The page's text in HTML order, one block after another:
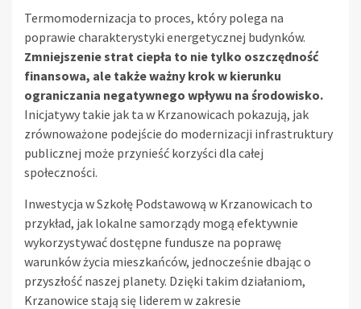
Termomodernizacja to proces, który polega na
poprawie charakterystyki energetycznej budynków.
Zmniejszenie strat ciepła to nie tylko oszczędność
finansowa, ale także ważny krok w kierunku
ograniczania negatywnego wpływu na środowisko.
Inicjatywy takie jak ta w Krzanowicach pokazują, jak
zrównoważone podejście do modernizacji infrastruktury
publicznej może przynieść korzyści dla całej
społeczności.
Inwestycja w Szkołę Podstawową w Krzanowicach to
przykład, jak lokalne samorządy mogą efektywnie
wykorzystywać dostępne fundusze na poprawę
warunków życia mieszkańców, jednocześnie dbając o
przyszłość naszej planety. Dzięki takim działaniom,
Krzanowice stają się liderem w zakresie